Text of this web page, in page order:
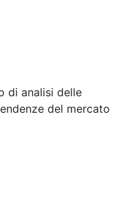
di analisi delle
del mercato